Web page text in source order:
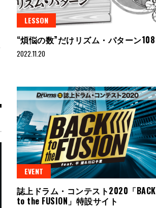
LESSON
“煩悩の数”だけリズム・パターン108
2022.11.20
EVENT
誌上ドラム・コンテスト2020「BACK
to the FUSION」特設サイト